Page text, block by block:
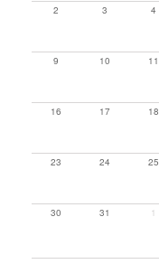
2 3 4
9 10 11
16 17 18
23 24 25
30 31 1